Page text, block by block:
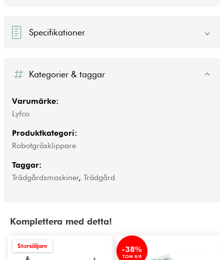
Specifikationer
Kategorier & taggar
Varumärke:
Lyfco
Produktkategori:
Robotgräsklippare
Taggar:
Trädgårdsmaskiner, Trädgård
Komplettera med detta!
Storsäljare -38%
TOM 8/8